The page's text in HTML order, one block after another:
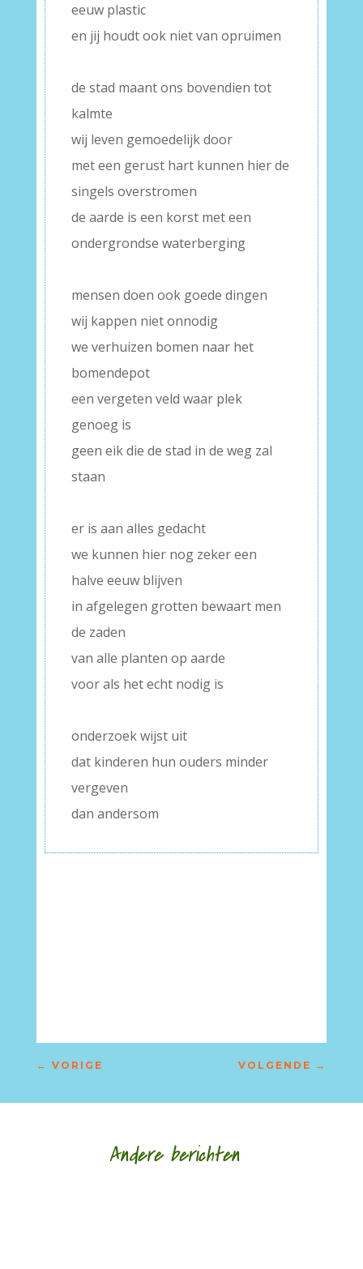
eeuw plastic
en jij houdt ook niet van opruimen
de stad maant ons bovendien tot
kalmte
wij leven gemoedelijk door
met een gerust hart kunnen hier de
singels overstromen
de aarde is een korst met een
ondergrondse waterberging
mensen doen ook goede dingen
wij kappen niet onnodig
we verhuizen bomen naar het
bomendepot
een vergeten veld waar plek
genoeg is
geen eik die de stad in de weg zal
staan
er is aan alles gedacht
we kunnen hier nog zeker een
halve eeuw blijven
in afgelegen grotten bewaart men
de zaden
van alle planten op aarde
voor als het echt nodig is
onderzoek wijst uit
dat kinderen hun ouders minder
vergeven
dan andersom
← VORIGE VOLGENDE →
Andere berichten